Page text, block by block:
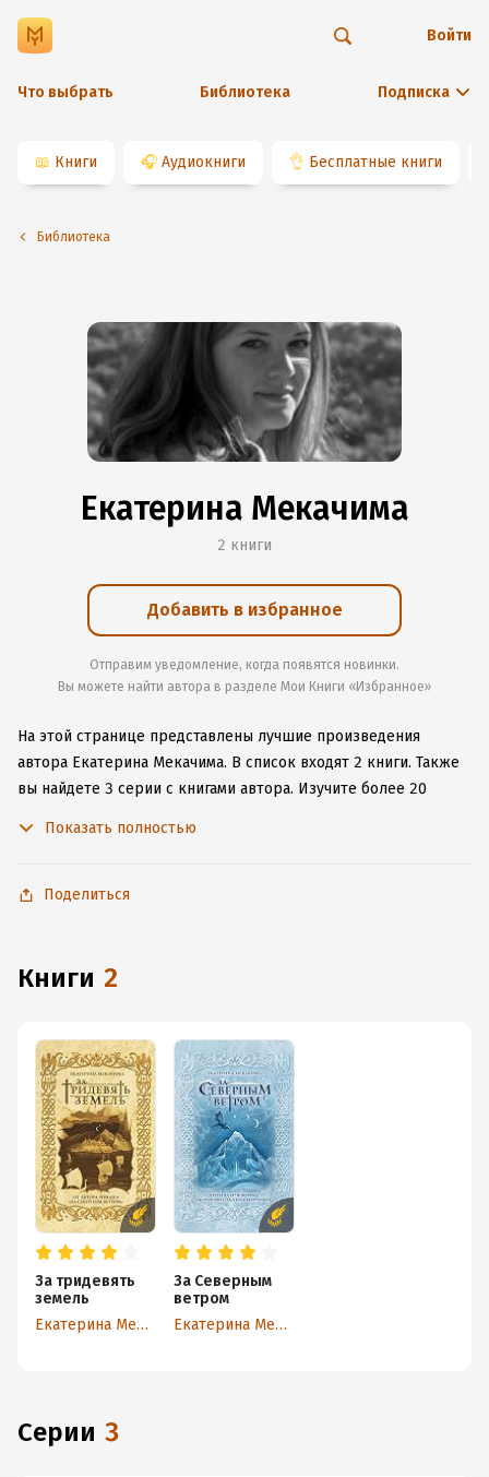
Что выбрать Библиотека Подписка
Войти
📖 Книги 🎧 Аудиокниги 👌 Бесплатные книги
Библиотека
Екатерина Мекачима
2 книги
Добавить в избранное
Отправим уведомление, когда появятся новинки.
Вы можете найти автора в разделе Мои Книги «Избранное»
На этой странице представлены лучшие произведения
автора Екатерина Мекачима. В список входят 2 книги. Также
вы найдете 3 серии с книгами автора. Изучите более 20
чтобы не расставаться с любимыми произведениями даже
Показать полностью
Поделиться
книги 2
За тридевять
земель
Екатерина Мекачима
За Северным
ветром
Екатерина Мекачима
Серии 3